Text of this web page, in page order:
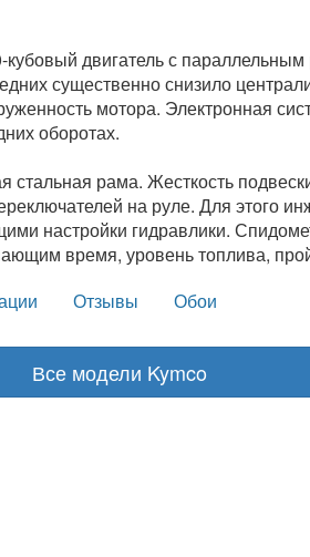
двигатель с
существенно снизило
мотора. Электронная
оборотах.
стальная рама. Жесткость
на руле. Для этого
настройки гидравлики.
время, уровень топлива,
Отзывы Обои
Все модели Kymco